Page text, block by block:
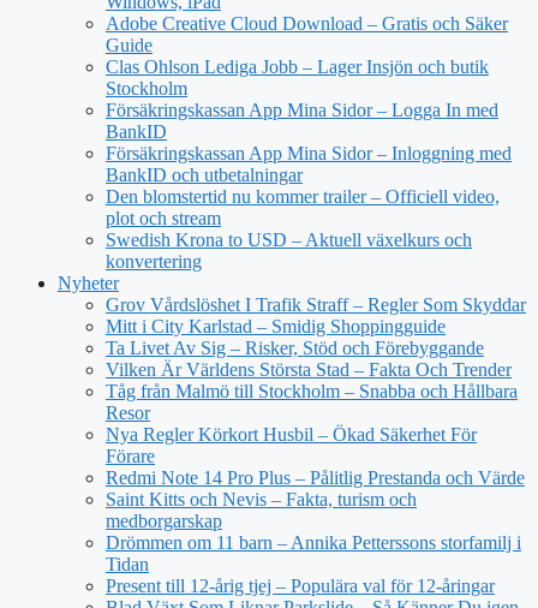
Adobe Creative Cloud Download – Gratis och Säker
Guide
Clas Ohlson Lediga Jobb – Lager Insjön och butik
Stockholm
Försäkringskassan App Mina Sidor – Logga In med
BankID
Försäkringskassan App Mina Sidor – Inloggning med
BankID och utbetalningar
Den blomstertid nu kommer trailer – Officiell video,
plot och stream
Swedish Krona to USD – Aktuell växelkurs och
konvertering
Nyheter
Grov Vårdslöshet I Trafik Straff – Regler Som Skyddar
Mitt i City Karlstad – Smidig Shoppingguide
Ta Livet Av Sig – Risker, Stöd och Förebyggande
Vilken Är Världens Största Stad – Fakta Och Trender
Tåg från Malmö till Stockholm – Snabba och Hållbara
Resor
Nya Regler Körkort Husbil – Ökad Säkerhet För
Förare
Redmi Note 14 Pro Plus – Pålitlig Prestanda och Värde
Saint Kitts och Nevis – Fakta, turism och
medborgarskap
Drömmen om 11 barn – Annika Petterssons storfamilj i
Tidan
Present till 12-årig tjej – Populära val för 12-åringar